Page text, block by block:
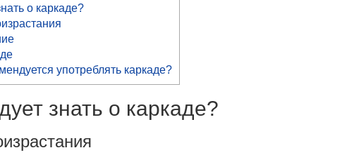
о каркаде?
употреблять каркаде?
знать о каркаде?